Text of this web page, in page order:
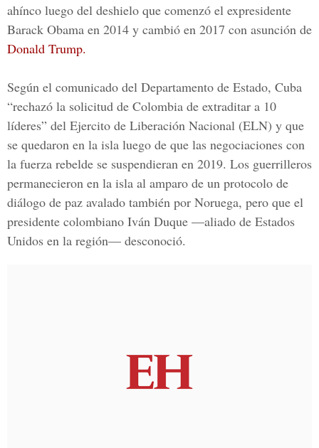
ahínco luego del deshielo que comenzó el expresidente
Barack Obama en 2014 y cambió en 2017 con asunción de
Donald Trump.
Según el comunicado del Departamento de Estado, Cuba
“rechazó la solicitud de Colombia de extraditar a 10
líderes” del Ejercito de Liberación Nacional (ELN) y que
se quedaron en la isla luego de que las negociaciones con
la fuerza rebelde se suspendieran en 2019. Los guerrilleros
permanecieron en la isla al amparo de un protocolo de
diálogo de paz avalado también por Noruega, pero que el
presidente colombiano Iván Duque —aliado de Estados
Unidos en la región— desconoció.